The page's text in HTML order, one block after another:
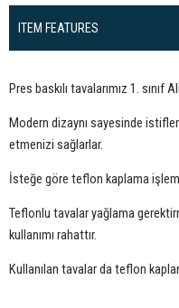
ITEM FEATURES
Pres baskılı tavalarımız 1. sınıf
Modern dizaynı sayesinde
etmenizi sağlarlar.
İsteğe göre teflon kaplama
Teflonlu tavalar yağlama
kullanımı rahattır.
Kullanılan tavalar da teflon